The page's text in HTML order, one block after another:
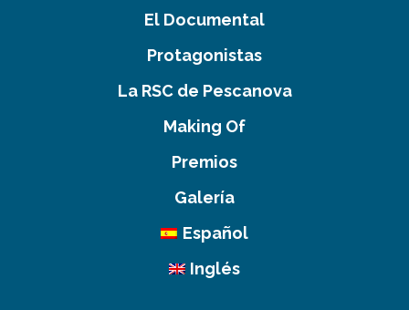
El Documental
Protagonistas
La RSC de Pescanova
Making Of
Premios
Galería
Español
Inglés